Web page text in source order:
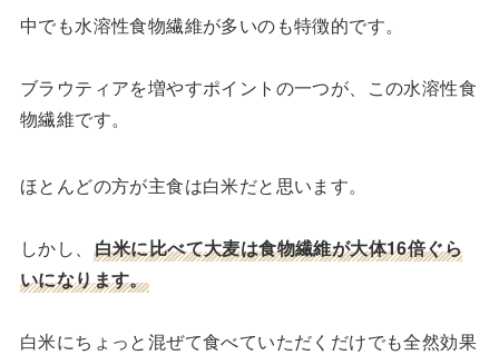
中でも水溶性食物繊維が多いのも特徴的です。
ブラウティアを増やすポイントの一つが、この水溶性食
物繊維です。
ほとんどの方が主食は白米だと思います。
しかし、 白米に比べて大麦は食物繊維が大体16倍ぐら
いになります。
白米にちょっと混ぜて食べていただくだけでも全然効果